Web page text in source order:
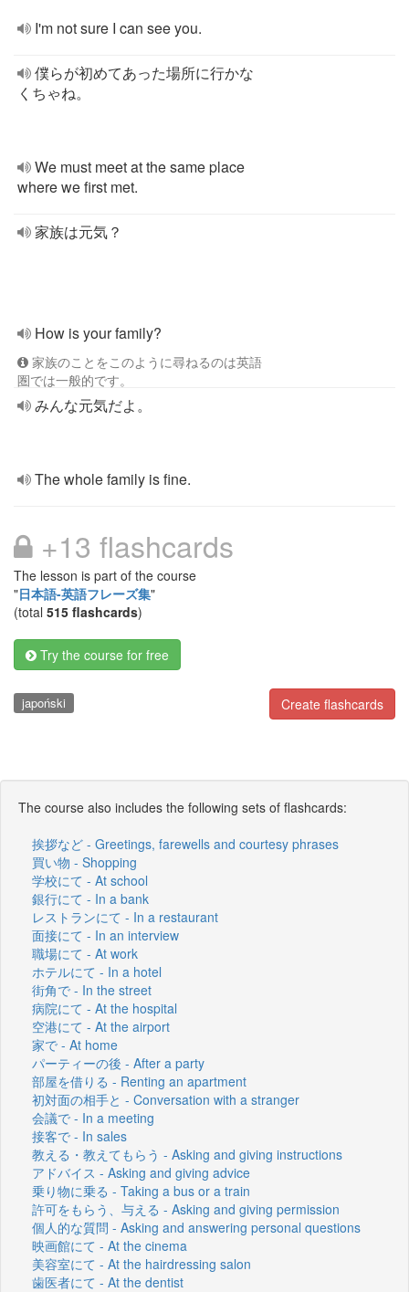
I'm not sure I can see you.
僕らが初めてあった場所に行かな
くちゃね。
We must meet at the same place
where we first met.
家族は元気？
How is your family?
家族のことをこのように尋ねるのは英語
圏では一般的です。
みんな元気だよ。
The whole family is fine.
+13 flashcards
The lesson is part of the course
"日本語-英語フレーズ集"
(total 515 flashcards)
Try the course for free
Create flashcards
japoński
The course also includes the following sets of flashcards:
挨拶など - Greetings, farewells and courtesy phrases
買い物 - Shopping
学校にて - At school
銀行にて - In a bank
レストランにて - In a restaurant
面接にて - In an interview
職場にて - At work
ホテルにて - In a hotel
街角で - In the street
病院にて - At the hospital
空港にて - At the airport
家で - At home
パーティーの後 - After a party
部屋を借りる - Renting an apartment
初対面の相手と - Conversation with a stranger
会議で - In a meeting
接客で - In sales
教える・教えてもらう - Asking and giving instructions
アドバイス - Asking and giving advice
乗り物に乗る - Taking a bus or a train
許可をもらう、与える - Asking and giving permission
個人的な質問 - Asking and answering personal questions
映画館にて - At the cinema
美容室にて - At the hairdressing salon
歯医者にて - At the dentist